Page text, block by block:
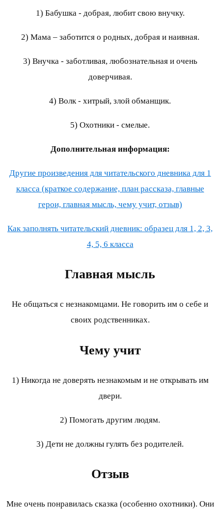
1) Бабушка - добрая, любит свою внучку.
2) Мама – заботится о родных, добрая и наивная.
3) Внучка - заботливая, любознательная и очень
доверчивая.
4) Волк - хитрый, злой обманщик.
5) Охотники - смелые.
Дополнительная информация:
Другие произведения для читательского дневника для 1
класса (краткое содержание, план рассказа, главные
герои, главная мысль, чему учит, отзыв)
Как заполнять читательский дневник: образец для 1, 2, 3,
4, 5, 6 класса
Главная мысль
Не общаться с незнакомцами. Не говорить им о себе и
своих родственниках.
Чему учит
1) Никогда не доверять незнакомым и не открывать им
двери.
2) Помогать другим людям.
3) Дети не должны гулять без родителей.
Отзыв
Мне очень понравилась сказка (особенно охотники). Они